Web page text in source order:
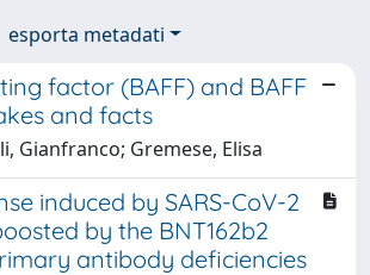
esporta metadati
factor (BAFF) and BAFF
and facts
Gianfranco; Gremese, Elisa
induced by SARS-CoV-2
by the BNT162b2
antibody deficiencies